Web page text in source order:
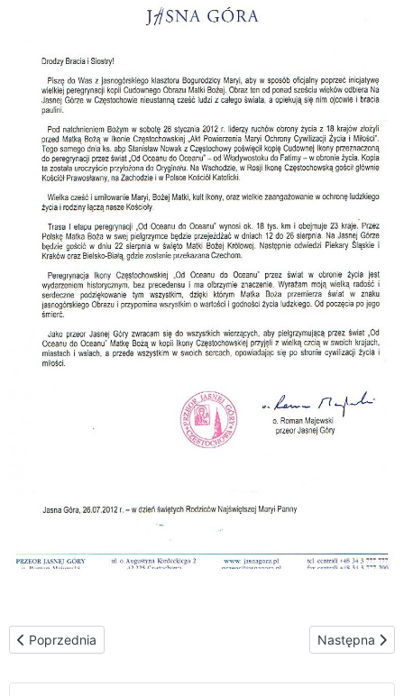
Poprzednia strona: Matka Boża z katolicką młodzieżą Białorusi w
Poprzednia Następna
Następna